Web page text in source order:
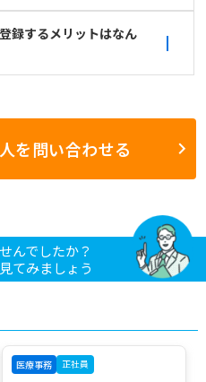
録するメリットはなん
を問い合わせる
んでしたか？
てみましょう
医療事務 正社員